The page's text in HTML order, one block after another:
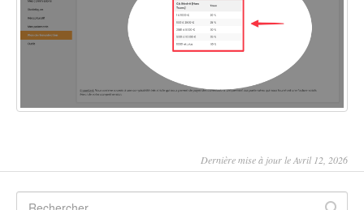
Dernière mise à jour le Avril 12, 2026